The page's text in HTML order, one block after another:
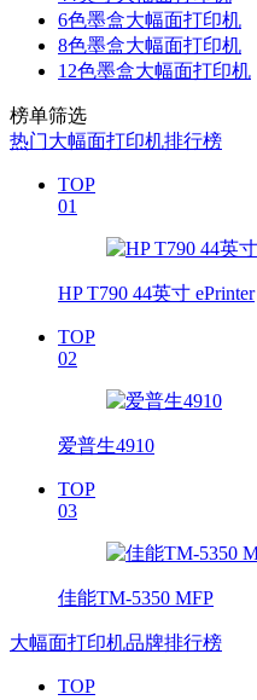
6色墨盒大幅面打印机
8色墨盒大幅面打印机
12色墨盒大幅面打印机
榜单筛选
热门大幅面打印机排行榜
TOP
01
HP T790 44英寸 ePrinter
TOP
02
爱普生4910
TOP
03
佳能TM-5350 MFP
大幅面打印机品牌排行榜
TOP